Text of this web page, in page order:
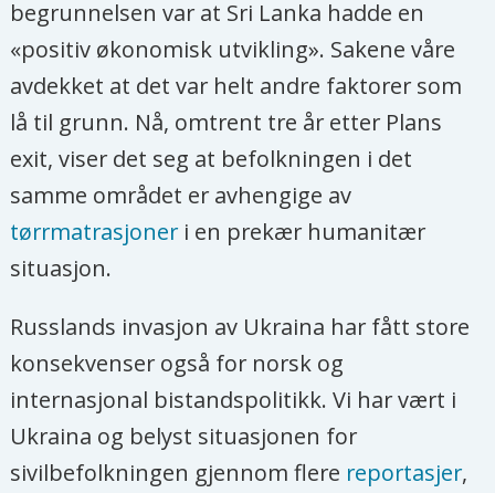
begrunnelsen var at Sri Lanka hadde en
«positiv økonomisk utvikling». Sakene våre
avdekket at det var helt andre faktorer som
lå til grunn. Nå, omtrent tre år etter Plans
exit, viser det seg at befolkningen i det
samme området er avhengige av
tørrmatrasjoneri en prekær humanitær
situasjon.
Russlands invasjon av Ukraina har fått store
konsekvenser også for norsk og
internasjonal bistandspolitikk. Vi har vært i
Ukraina og belyst situasjonen for
sivilbefolkningen gjennom flere reportasjer,